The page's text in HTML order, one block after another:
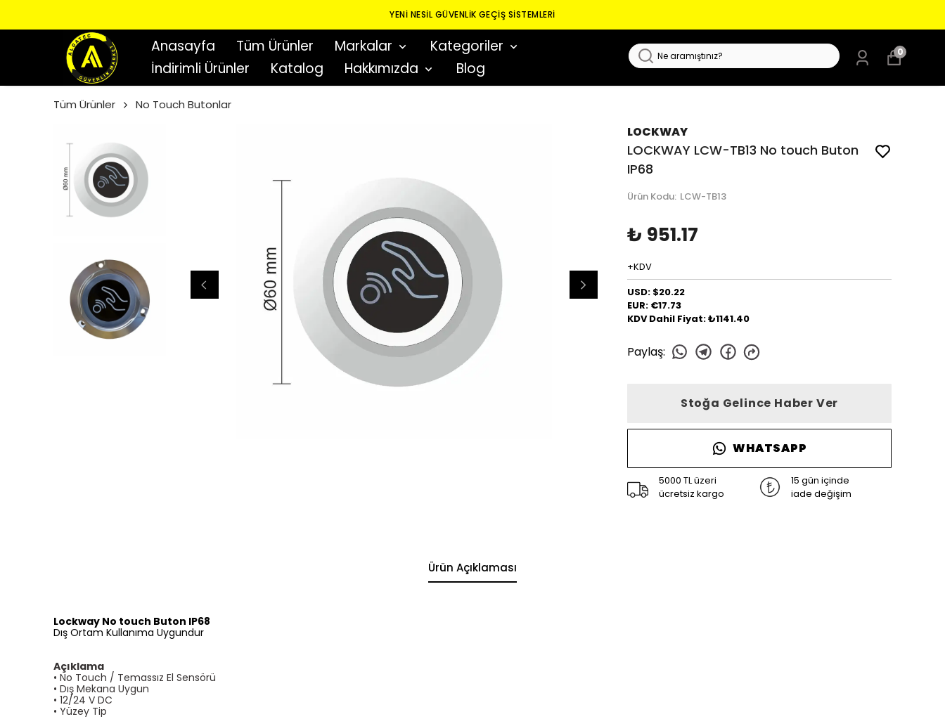
YENI NESIL GÜVENLIK GEÇIŞ SISTEMLERI
Anasayfa Tüm Ürünler Markalar
Kategoriler
İndirimli Ürünler
Katalog Hakkımızda Blog
0
Tüm Ürünler No Touch Butonlar
LOCKWAY
LOCKWAY LCW-TB13 No touch Buton
IP68
Ürün Kodu: LCW-TB13
₺ 951.17
+KDV
USD: $20.22
EUR: €17.73
KDV Dahil Fiyat: ₺1141.40
Paylaş:
Stoğa Gelince Haber Ver
WHATSAPP
5000 TL üzeri
ücretsiz kargo
15 gün içinde
iade değişim
Ürün Açıklaması
Lockway No touch Buton IP68
Dış Ortam Kullanıma Uygundur
Açıklama
• No Touch / Temassız El Sensörü
• Dış Mekana Uygun
• 12/24 V DC
• Yüzey Tip